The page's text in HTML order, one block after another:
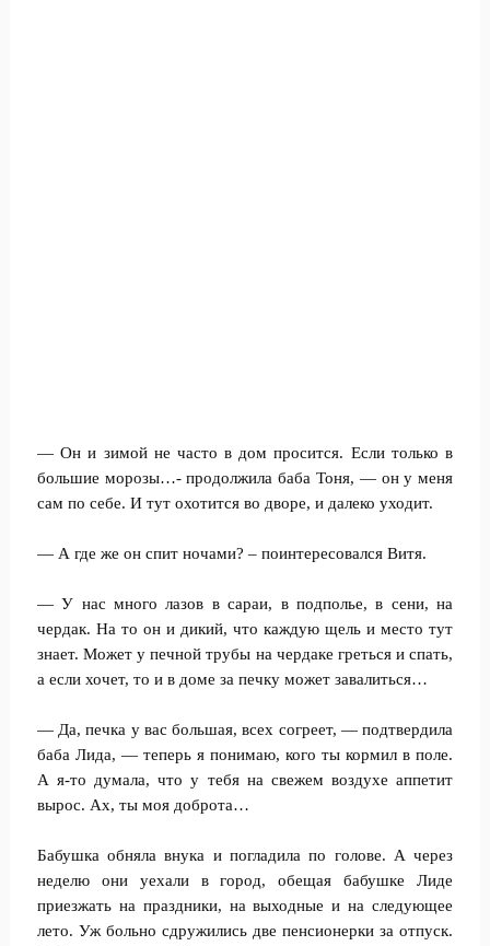
— Он и зимой не часто в дом просится. Если только в
большие морозы…- продолжила баба Тоня, — он у меня
сам по себе. И тут охотится во дворе, и далеко уходит.
— А где же он спит ночами? – поинтересовался Витя.
— У нас много лазов в сараи, в подполье, в сени, на
чердак. На то он и дикий, что каждую щель и место тут
знает. Может у печной трубы на чердаке греться и спать,
а если хочет, то и в доме за печку может завалиться…
— Да, печка у вас большая, всех согреет, — подтвердила
баба Лида, — теперь я понимаю, кого ты кормил в поле.
А я-то думала, что у тебя на свежем воздухе аппетит
вырос. Ах, ты моя доброта…
Бабушка обняла внука и погладила по голове. А через
неделю они уехали в город, обещая бабушке Лиде
приезжать на праздники, на выходные и на следующее
лето. Уж больно сдружились две пенсионерки за отпуск.